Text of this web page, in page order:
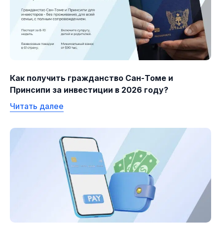
Как получить гражданство Сан-Томе и
Принсипи за инвестиции в 2026 году?
Читать далее